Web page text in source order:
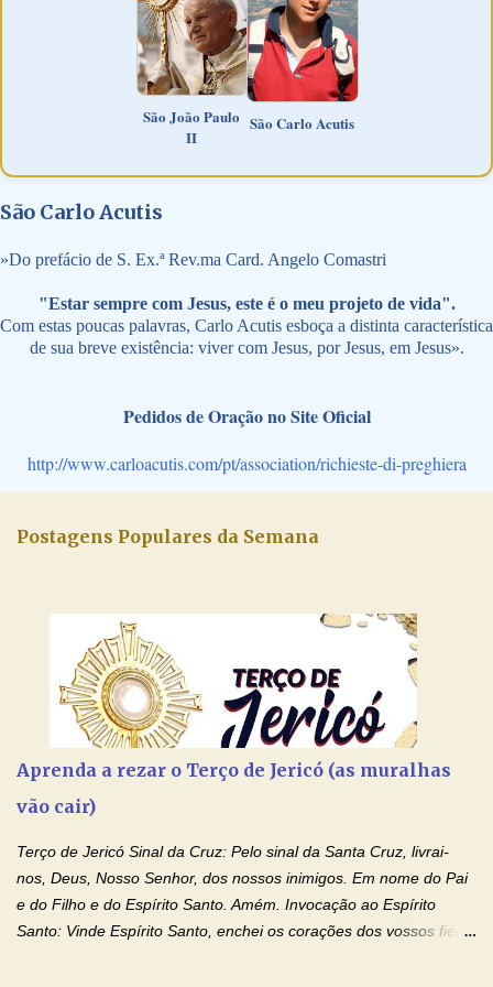
São João Paulo
II
São Carlo Acutis
São Carlo Acutis
»Do prefácio de S. Ex.ª Rev.ma Card. Angelo Comastri
"Estar sempre com Jesus, este é o meu projeto de vida".
Com estas poucas palavras, Carlo Acutis esboça a distinta característica
de sua breve existência: viver com Jesus, por Jesus, em Jesus».
Pedidos de Oração no Site Oficial
http://www.carloacutis.com/pt/association/richieste-di-preghiera
Postagens Populares da Semana
Aprenda a rezar o Terço de Jericó (as muralhas
vão cair)
Terço de Jericó Sinal da Cruz: Pelo sinal da Santa Cruz, livrai-
nos, Deus, Nosso Senhor, dos nossos inimigos. Em nome do Pai
e do Filho e do Espírito Santo. Amém. Invocação ao Espírito
Santo: Vinde Espírito Santo, enchei os corações dos vossos fiéis